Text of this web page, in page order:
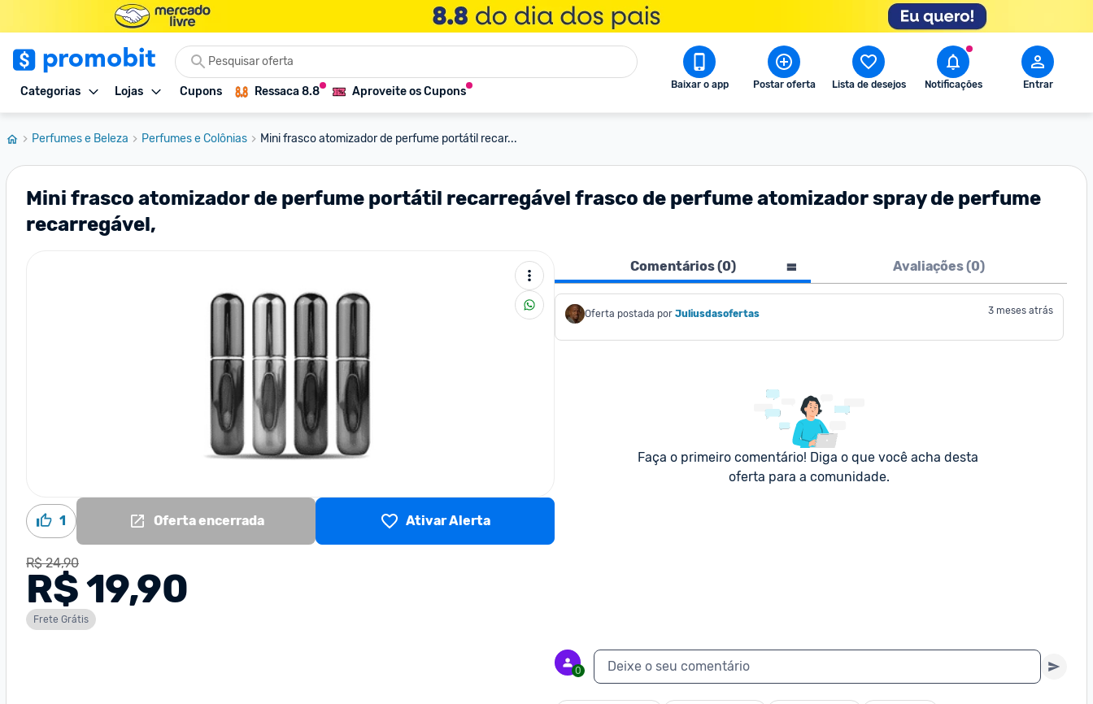
Categorias Lojas Cupons Ressaca 8.8 Aproveite os Cupons Baixar o app Postar oferta Lista de desejos Notificações Entrar
Perfumes e Beleza Perfumes e Colônias Mini frasco atomizador de perfume portátil recar...
Mini frasco atomizador de perfume portátil recarregável frasco de perfume atomizador spray de perfume
recarregável,
1 Oferta encerrada Ativar Alerta
R$ 24,90
R$ 19,90
Frete Grátis
Comentários (0) Avaliações (0)
Oferta postada por Juliusdasofertas 3 meses atrás
Faça o primeiro comentário! Diga o que você acha desta
oferta para a comunidade.
0 Deixe o seu comentário